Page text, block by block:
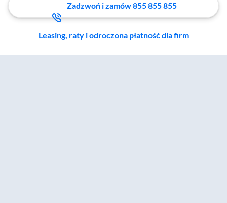
Zadzwoń i zamów 855 855 855
Leasing, raty i odroczona płatność dla firm